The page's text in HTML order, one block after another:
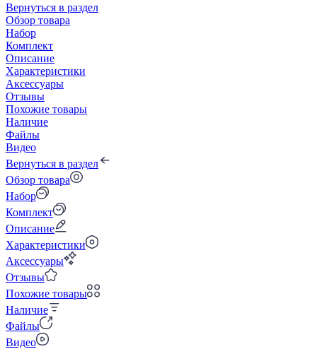
Вернуться в раздел
Обзор товара
Набор
Комплект
Описание
Характеристики
Аксессуары
Отзывы
Похожие товары
Наличие
Файлы
Видео
Вернуться в раздел
Обзор товара
Набор
Комплект
Описание
Характеристики
Аксессуары
Отзывы
Похожие товары
Наличие
Файлы
Видео